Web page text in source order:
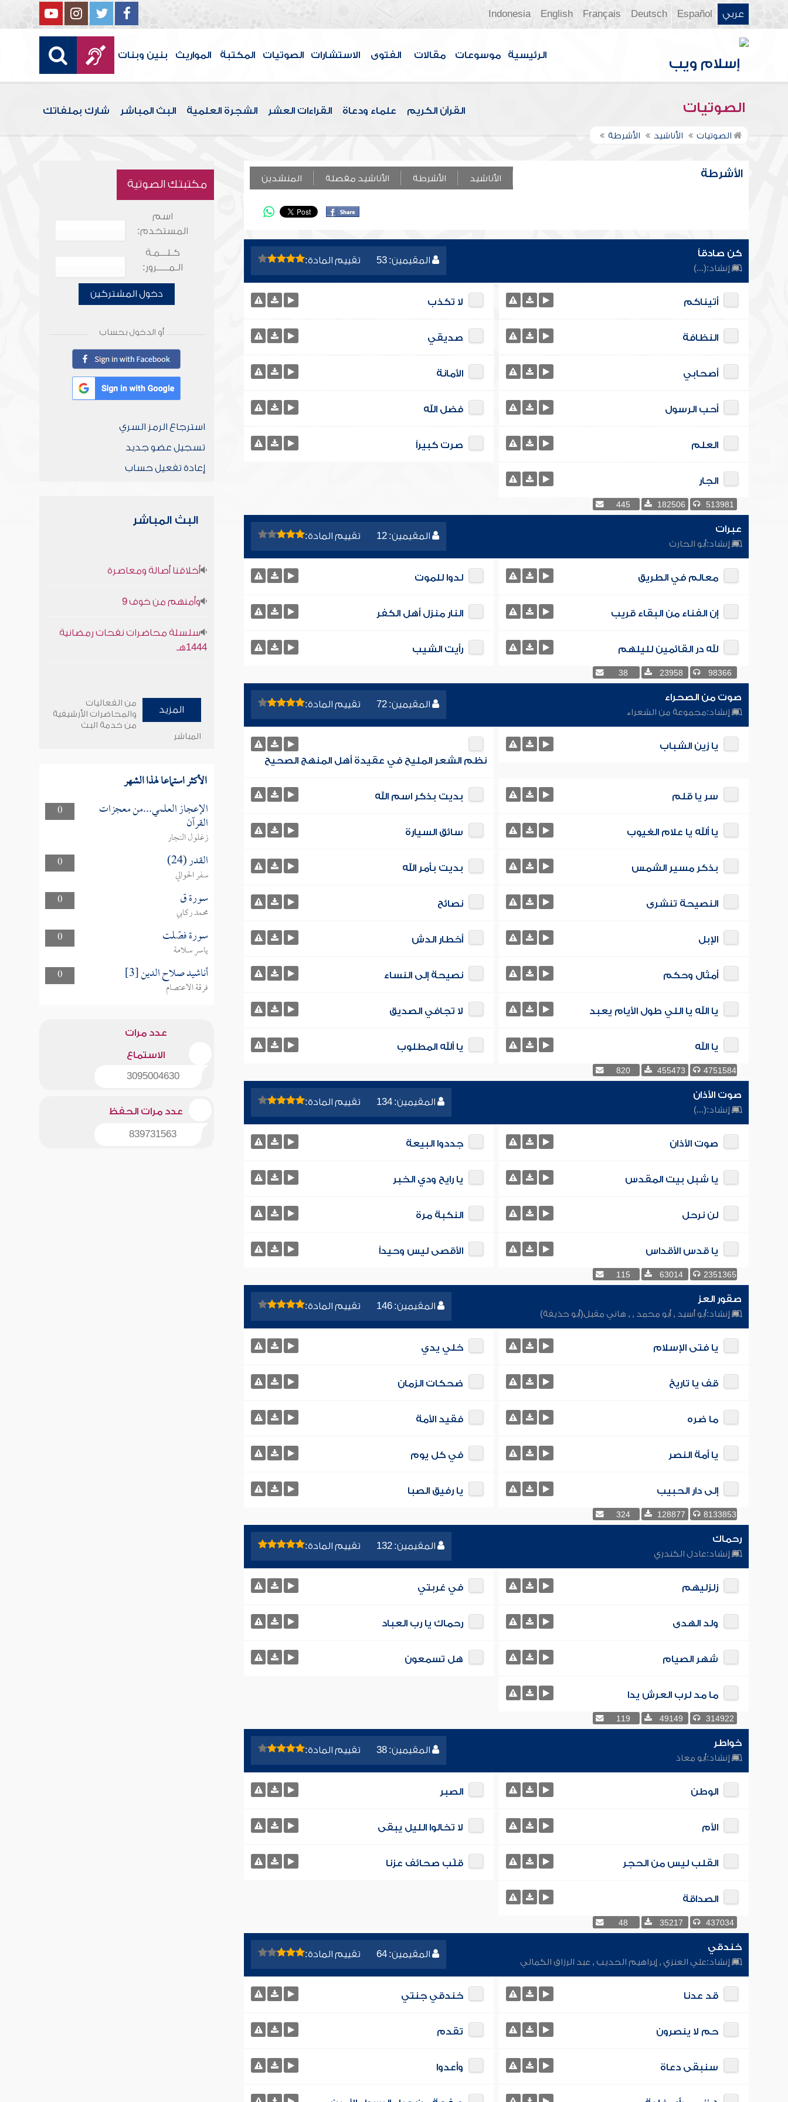
عربي Español
Deutsch
Français
English
Indonesia
الرئيسية موسوعات مقالات الفتوى الاستشارات الصوتيات المكتبة المواريث بنين وبنات
الصوتيات القرآن الكريم علماء ودعاة القراءات العشر الشجرة العلمية البث المباشر شارك بملفاتك
الصوتيات الأناشيد الأشرطة
الأشرطة الأناشيد الأشرطة الأناشيد مفصلة المنشدين
المقيمين: 53 تقييم المادة:
كن صادقاً
إنشاد:(...)
أتيناكم لا تكذب
النظافة صديقي
أصحابي الأمانة
أحب الرسول فضل الله
العلم صرت كبيراً
الجار
513981
182506
445
المقيمين: 12 تقييم المادة:
عبرات
إنشاد:أبو الحارث
معالم في الطريق لدوا للموت
إن الفناء من البقاء قريب النار منزل أهل الكفر
لله در القائمين لليلهم رأيت الشيب
98366
23958
38
المقيمين: 72 تقييم المادة:
صوت من الصحراء
إنشاد:مجموعة من الشعراء
يا زين الشباب
نظم الشعر المليح في عقيدة أهل المنهج الصحيح
سر يا قلم بديت بذكر اسم الله
يا ألله يا علام الغيوب سائق السيارة
بذكر مسير الشمس بديت بأمر الله
النصيحة تنشرى نصائح
الإبل أخطار الدش
أمثال وحكم نصيحة إلى النساء
يا الله يا اللي طول الأيام يعبد لا تجافي الصديق
يا الله يا ألله المطلوب
4751584
455473
820
المقيمين: 134 تقييم المادة:
صوت الأذان
إنشاد:(...)
صوت الأذان جددوا البيعة
يا شبل بيت المقدس يا رايح ودي الخبر
لن نرحل النكبة مرة
يا قدس الأقداس الأقصى ليس وحيداً
2351365
63014
115
المقيمين: 146 تقييم المادة:
صقور العز
إنشاد:أبو أسيد ,أبو محمد ,
, هاني مقبل(أبو حذيفة)
يا فتى الإسلام خلي يدي
قف يا تاريخ ضحكات الزمان
ما ضره فقيد الأمة
يا أمة النصر في كل يوم
إلى دار الحبيب يا رفيق الصبا
8133853
128877
324
المقيمين: 132 تقييم المادة:
رحماك
إنشاد:عادل الكندري
زلزليهم في غربتي
ولد الهدى رحماك يا رب العباد
شهر الصيام هل تسمعون
ما مد لرب العرش يدا
314922
49149
119
المقيمين: 38 تقييم المادة:
خواطر
إنشاد:أبو معاذ
الوطن الصبر
الأم لا تخالوا الليل يبقى
القلب ليس من الحجر قلّب صحائف عزنا
الصداقة
437034
35217
48
المقيمين: 64 تقييم المادة:
خندقي
إنشاد:علي العنزي , إبراهيم الحديب , عبد الرزاق الكمالي
قد عدنا خندقي جنتي
حم لا ينصرون تقدم
سنبقى دعاة وأعدوا
مكتبتك الصوتية
اسم
المستخدم:
كـلـــمـة
الـمـــــرور:
دخول المشتركين
أو الدخول بحساب
استرجاع الرمز السري
تسجيل عضو جديد
إعادة تفعيل حساب
البث المباشر
أخلاقنا أصالة ومعاصرة
وأمنهم من خوف 9
سلسلة محاضرات نفحات رمضانية
1444هـ
المزيد
من الفعاليات
والمحاضرات الأرشيفية
من خدمة البث
المباشر
الأكثر استماعا لهذا الشهر
0 الإعجاز العلمي...من معجزات
القرآن
زغلول النجار
0
القدر (24)
سفر الحوالي
0
سورة ق
محمد ركابي
0
سورة فصّلت
ياسر سلامة
0
أناشيد صلاح الدين [3]
فرقة الاعتصام
عدد مرات
الاستماع
3095004630
عدد مرات الحفظ
839731563